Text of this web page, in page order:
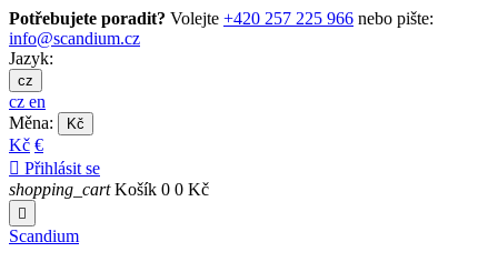
Potřebujete poradit? Volejte +420 257 225 966 nebo pište:
info@scandium.cz
Jazyk:
cz
cz en
Měna:
Kč
Kč €
 Přihlásit se
shopping_cart Košík 0 0 Kč

Scandium